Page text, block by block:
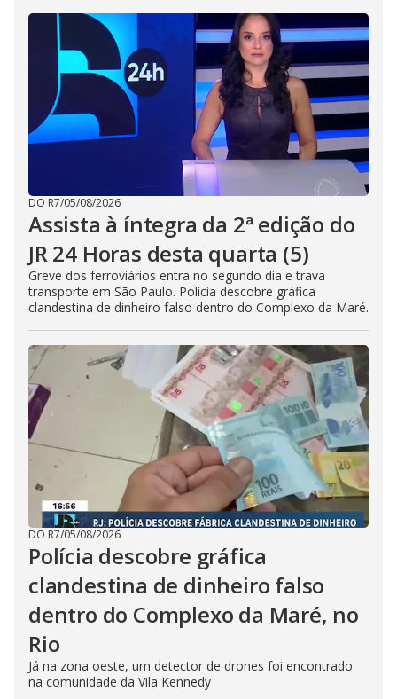
DO R7/05/08/2026
Assista à íntegra da 2ª edição do
JR 24 Horas desta quarta (5)
Greve dos ferroviários entra no segundo dia e trava
transporte em São Paulo. Polícia descobre gráfica
clandestina de dinheiro falso dentro do Complexo da Maré.
DO R7/05/08/2026
Polícia descobre gráfica
clandestina de dinheiro falso
dentro do Complexo da Maré, no
Rio
Já na zona oeste, um detector de drones foi encontrado
na comunidade da Vila Kennedy